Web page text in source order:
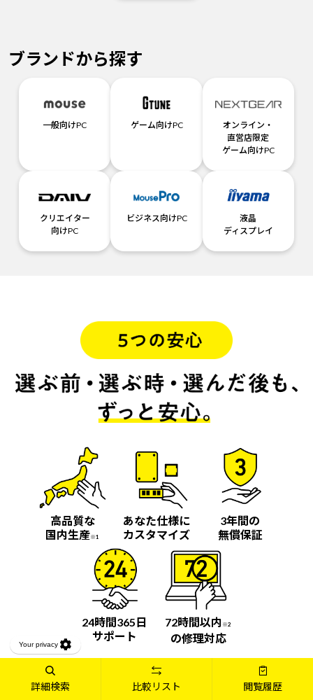
ブランドから探す
一般向けPC ゲーム向けPC
オンライン・
直営店限定
ゲーム向けPC
クリエイター
向けPC
ビジネス向けPC
液晶
ディスプレイ
詳細検索 比較リスト 閲覧履歴
高品質な
国内生産※1
あなた仕様に
カスタマイズ
3年間の
無償保証
24時間365日
サポート
72時間以内 ※2
の修理対応
詳しく見る